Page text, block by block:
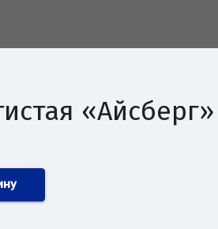
«Айсберг»